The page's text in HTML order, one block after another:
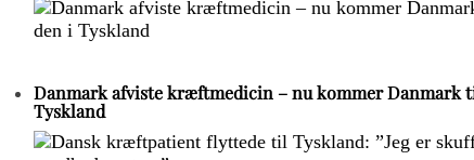
Danmark afviste kræftmedicin – nu kommer Danmark
Tyskland